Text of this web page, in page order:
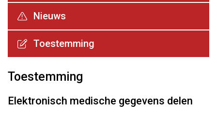
Toestemming
Elektronisch medische gegevens delen
Nieuws
Toestemming